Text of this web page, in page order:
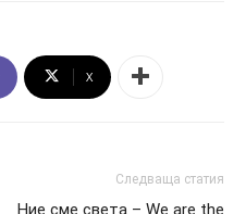
X
Следваща статия
Ние сме света – We are the